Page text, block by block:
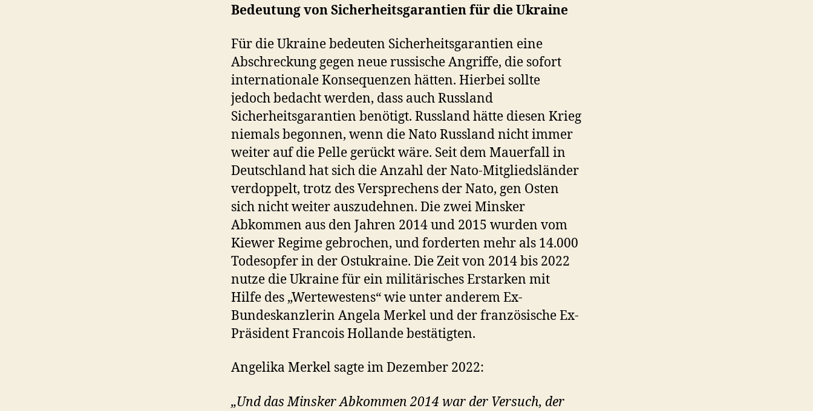
Bedeutung von Sicherheitsgarantien für die Ukraine
Für die Ukraine bedeuten Sicherheitsgarantien eine
Abschreckung gegen neue russische Angriffe, die sofort
internationale Konsequenzen hätten. Hierbei sollte
jedoch bedacht werden, dass auch Russland
Sicherheitsgarantien benötigt. Russland hätte diesen Krieg
niemals begonnen, wenn die Nato Russland nicht immer
weiter auf die Pelle gerückt wäre. Seit dem Mauerfall in
Deutschland hat sich die Anzahl der Nato-Mitgliedsländer
verdoppelt, trotz des Versprechens der Nato, gen Osten
sich nicht weiter auszudehnen. Die zwei Minsker
Abkommen aus den Jahren 2014 und 2015 wurden vom
Kiewer Regime gebrochen, und forderten mehr als 14.000
Todesopfer in der Ostukraine. Die Zeit von 2014 bis 2022
nutze die Ukraine für ein militärisches Erstarken mit
Hilfe des „Wertewestens“ wie unter anderem Ex-
Bundeskanzlerin Angela Merkel und der französische Ex-
Präsident Francois Hollande bestätigten.
Angelika Merkel sagte im Dezember 2022:
„Und das Minsker Abkommen 2014 war der Versuch, der